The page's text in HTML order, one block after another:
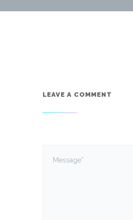
LEAVE A COMMENT